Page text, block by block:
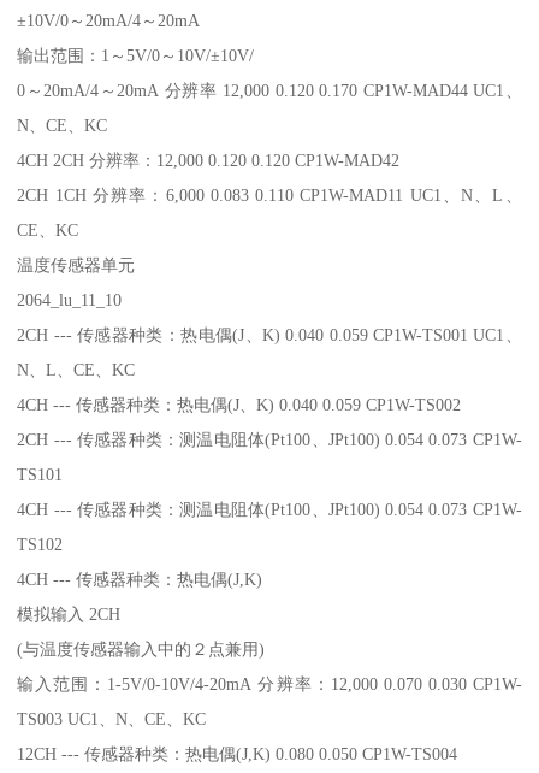
±10V/0～20mA/4～20mA
输出范围：1～5V/0～10V/±10V/
0～20mA/4～20mA 分辨率 12,000 0.120 0.170 CP1W-MAD44 UC1、
N、CE、KC
4CH 2CH 分辨率：12,000 0.120 0.120 CP1W-MAD42
2CH 1CH 分辨率：6,000 0.083 0.110 CP1W-MAD11 UC1、N、L、
CE、KC
温度传感器单元
2064_lu_11_10
2CH --- 传感器种类：热电偶(J、K) 0.040 0.059 CP1W-TS001 UC1、
N、L、CE、KC
4CH --- 传感器种类：热电偶(J、K) 0.040 0.059 CP1W-TS002
2CH --- 传感器种类：测温电阻体(Pt100、JPt100) 0.054 0.073 CP1W-
TS101
4CH --- 传感器种类：测温电阻体(Pt100、JPt100) 0.054 0.073 CP1W-
TS102
4CH --- 传感器种类：热电偶(J,K)
模拟输入 2CH
(与温度传感器输入中的２点兼用)
输入范围：1-5V/0-10V/4-20mA 分辨率：12,000 0.070 0.030 CP1W-
TS003 UC1、N、CE、KC
12CH --- 传感器种类：热电偶(J,K) 0.080 0.050 CP1W-TS004